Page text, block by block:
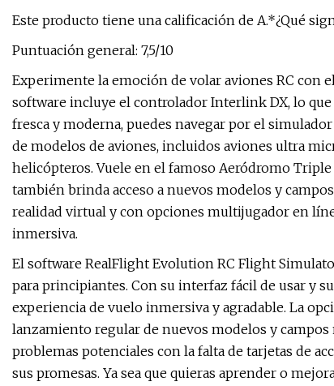
Este producto tiene una calificación de A.*¿Qué
Puntuación general: 7,5/10
Experimente la emoción de volar aviones RC con
software incluye el controlador Interlink DX, lo
fresca y moderna, puedes navegar por el
de modelos de aviones, incluidos aviones ultra
helicópteros. Vuele en el famoso Aeródromo
también brinda acceso a nuevos modelos y
realidad virtual y con opciones multijugador en
inmersiva.
El software RealFlight Evolution RC Flight
para principiantes. Con su interfaz fácil de usar y
experiencia de vuelo inmersiva y agradable. La
lanzamiento regular de nuevos modelos y
problemas potenciales con la falta de tarjetas de
sus promesas. Ya sea que quieras aprender o